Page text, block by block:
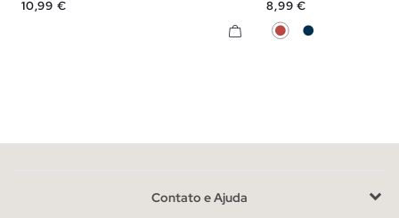
Preço
10,99 € Preço
8,99 €
TerracotaAzul Marinho
Contato e Ajuda